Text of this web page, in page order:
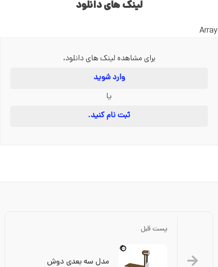
لینک های دانلود
Array
برای مشاهده لینک های دانلود،
وارد شوید
یا
ثبت نام کنید.
پست قبل